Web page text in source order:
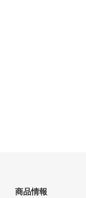
商品情報